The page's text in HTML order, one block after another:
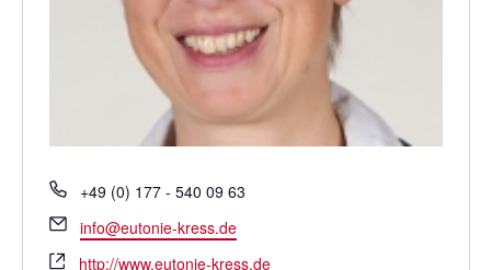
T
l
e
+49 (0) 177 - 540 09 63
E
m
info@eutonie-kress.de
W
http://www.eutonie-kress.de